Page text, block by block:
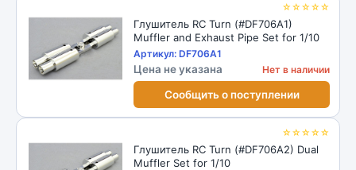
☆☆☆☆☆
Глушитель RC Turn (#DF706A1)
Muffler and Exhaust Pipe Set for 1/10
Артикул: DF706A1
Цена не указана Нет в наличии
Сообщить о поступлении
☆☆☆☆☆
Глушитель RC Turn (#DF706A2) Dual
Muffler Set for 1/10